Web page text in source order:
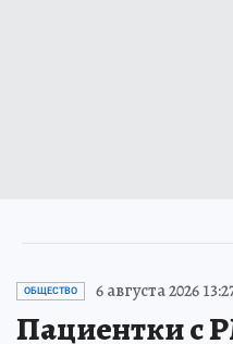
ОБЩЕСТВО 6 августа 2026
Пациентки с